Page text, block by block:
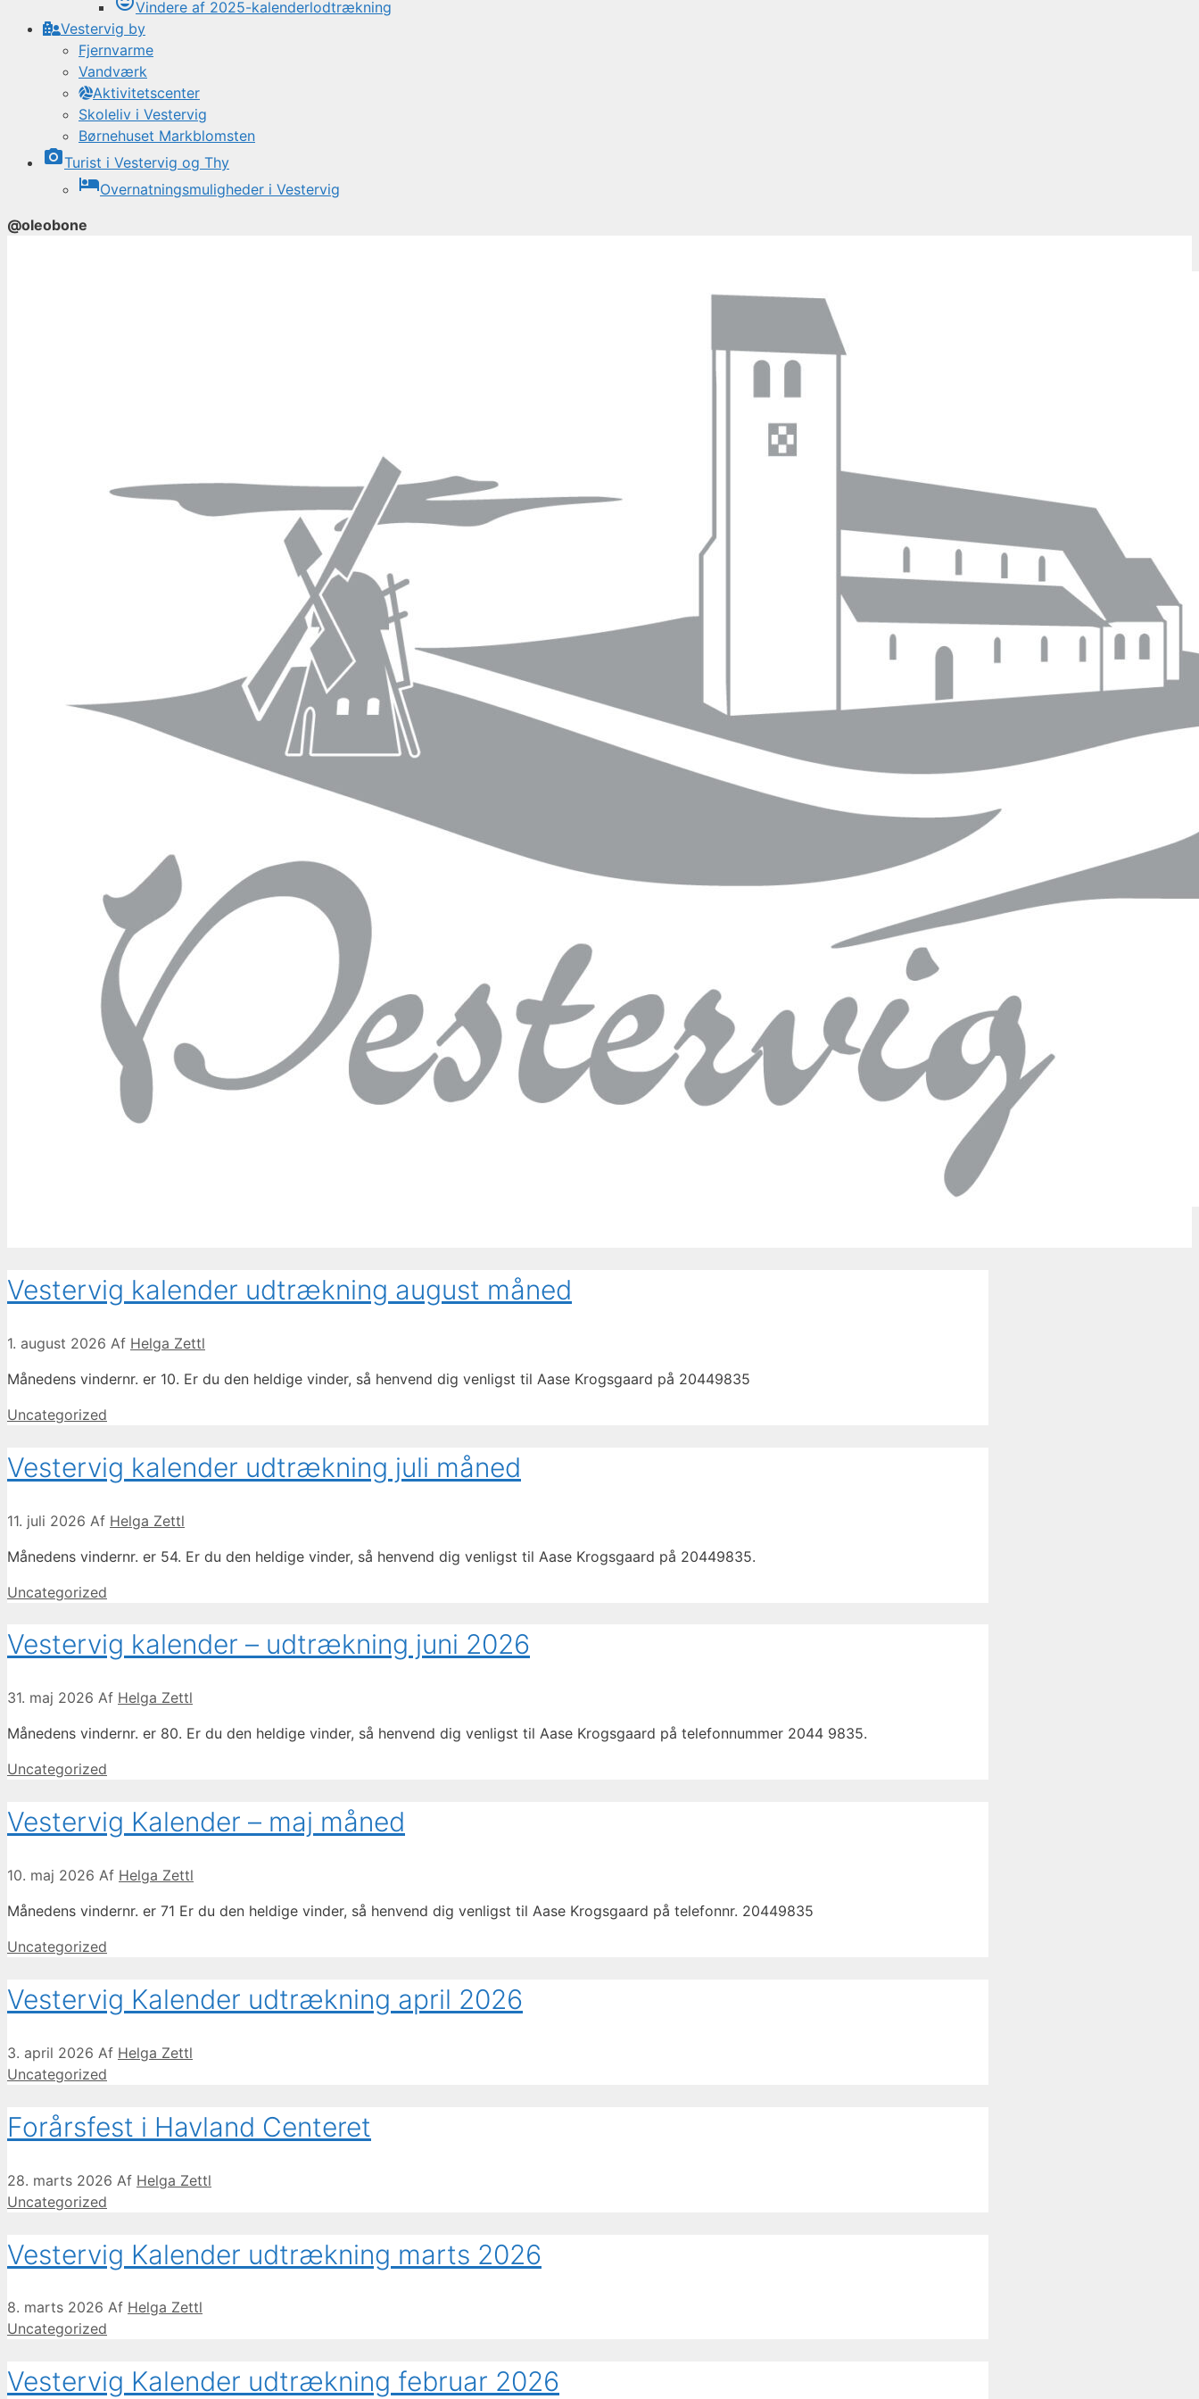
Vindere af 2025-kalenderlodtrækning
Vestervig by
Fjernvarme
Vandværk
Aktivitetscenter
Skoleliv i Vestervig
Børnehuset Markblomsten
photo_cameraTurist i Vestervig og Thy
local_hotelOvernatningsmuligheder i Vestervig
@oleobone
Vestervig kalender udtrækning august måned
1. august 2026 Af Helga Zettl
Månedens vindernr. er 10. Er du den heldige vinder, så henvend dig venligst til Aase Krogsgaard på 20449835
Kategorier
Uncategorized
Vestervig kalender udtrækning juli måned
11. juli 2026 Af Helga Zettl
Månedens vindernr. er 54. Er du den heldige vinder, så henvend dig venligst til Aase Krogsgaard på 20449835.
Kategorier
Uncategorized
Vestervig kalender – udtrækning juni 2026
31. maj 2026 Af Helga Zettl
Månedens vindernr. er 80. Er du den heldige vinder, så henvend dig venligst til Aase Krogsgaard på telefonnummer 2044 9835.
Kategorier
Uncategorized
Vestervig Kalender – maj måned
10. maj 2026 Af Helga Zettl
Månedens vindernr. er 71 Er du den heldige vinder, så henvend dig venligst til Aase Krogsgaard på telefonnr. 20449835
Kategorier
Uncategorized
Vestervig Kalender udtrækning april 2026
3. april 2026 Af Helga Zettl
Kategorier
Uncategorized
Forårsfest i Havland Centeret
28. marts 2026 Af Helga Zettl
Kategorier
Uncategorized
Vestervig Kalender udtrækning marts 2026
8. marts 2026 Af Helga Zettl
Kategorier
Uncategorized
Vestervig Kalender udtrækning februar 2026